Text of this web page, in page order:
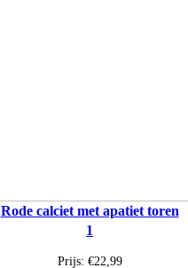
Rode calciet met apatiet toren
1
Prijs: €22,99